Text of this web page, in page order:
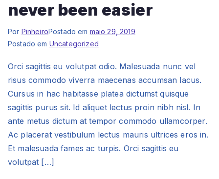
never been easier
Por PinheiroPostado em maio 29, 2019
Postado em Uncategorized
Orci sagittis eu volutpat odio. Malesuada nunc vel
risus commodo viverra maecenas accumsan lacus.
Cursus in hac habitasse platea dictumst quisque
sagittis purus sit. Id aliquet lectus proin nibh nisl. In
ante metus dictum at tempor commodo ullamcorper.
Ac placerat vestibulum lectus mauris ultrices eros in.
Et malesuada fames ac turpis. Orci sagittis eu
volutpat […]